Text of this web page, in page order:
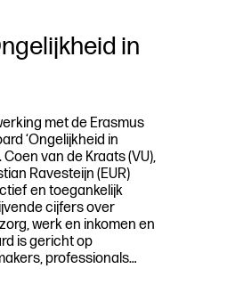
in
met de Erasmus
‘Ongelijkheid in
van de Kraats (VU),
Ravesteijn (EUR)
en toegankelijk
cijfers over
werk en inkomen en
is gericht op
professionals…